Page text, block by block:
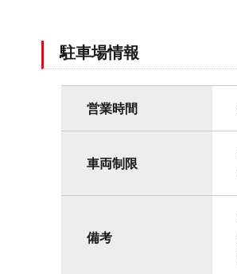
駐車場情報
営業時間
車両制限
備考